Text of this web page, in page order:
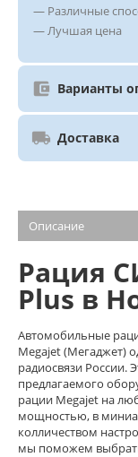
— Различные
— Лучшая цена
Варианты
Доставка
Описание
Рация
Plus в
Автомобильные
Megajet (Мегаджет)
радиосвязи России.
предлагаемого
рации Megajet на
мощностью, в
колличеством
мы поможем